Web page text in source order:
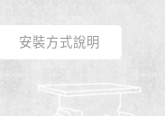
安裝方式說明